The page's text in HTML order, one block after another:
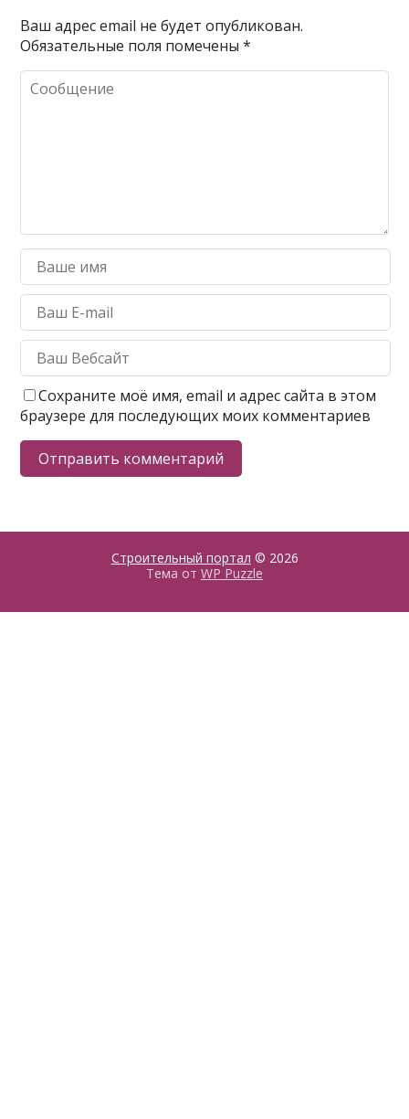
Ваш адрес email не будет опубликован.
Обязательные поля помечены*
Сохраните моё имя, email и адрес сайта в этом
браузере для последующих моих комментариев
Строительный портал © 2026
Тема от WP Puzzle